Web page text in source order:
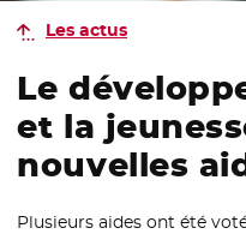
Les actus
Le
et la
nouvelles
Plusieurs aides ont été